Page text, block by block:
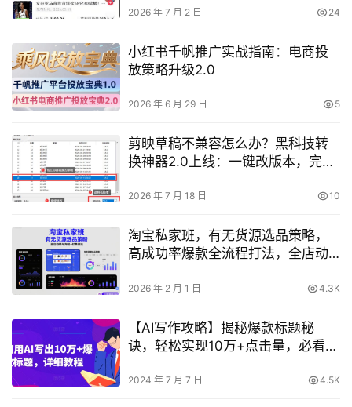
2026 年 7 月 2 日 24
小红书千帆推广实战指南：电商投
放策略升级2.0
2026 年 6 月 29 日 5
剪映草稿不兼容怎么办？黑科技转
换神器2.0上线：一键改版本，完全
2026 年 7 月 18 日 10
淘宝私家班，有无货源选品策略，
高成功率爆款全流程打法，全店动
2026 年 2 月 1 日 4.3K
【AI写作攻略】揭秘爆款标题秘
诀，轻松实现10万+点击量，必看教
2024 年 7 月 7 日 4.5K